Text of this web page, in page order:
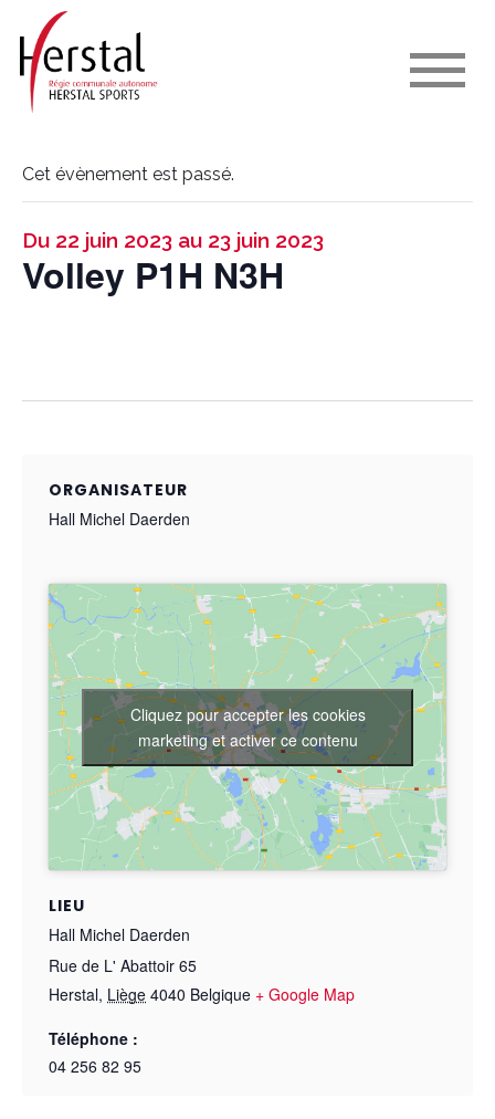
Cet évènement est passé.
Du 22 juin 2023 au 23 juin 2023
Volley P1H N3H
ORGANISATEUR
Hall Michel Daerden
LIEU
Hall Michel Daerden
Rue de L' Abattoir 65
Herstal, Liège 4040 Belgique + Google Map
Téléphone :
04 256 82 95
Cliquez pour accepter les cookies
marketing et activer ce contenu